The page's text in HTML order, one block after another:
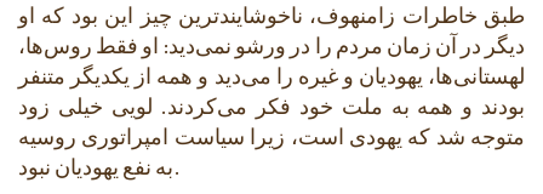
طبق خاطرات زامنهوف، ناخوشایندترین چیز این بود که او
دیگر در آن زمان مردم را در ورشو نمی‌دید: او فقط روس‌ها،
لهستانی‌ها، یهودیان و غیره را می‌دید و همه از یکدیگر متنفر
بودند و همه به ملت خود فکر می‌کردند. لویی خیلی زود
متوجه شد که یهودی است، زیرا سیاست امپراتوری روسیه
به نفع یهودیان نبود.